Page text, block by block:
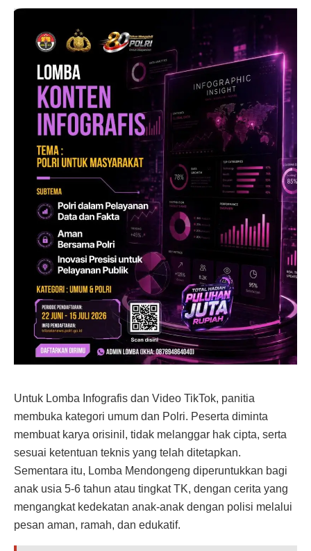
Untuk Lomba Infografis dan Video TikTok, panitia
membuka kategori umum dan Polri. Peserta diminta
membuat karya orisinil, tidak melanggar hak cipta, serta
sesuai ketentuan teknis yang telah ditetapkan.
Sementara itu, Lomba Mendongeng diperuntukkan bagi
anak usia 5-6 tahun atau tingkat TK, dengan cerita yang
mengangkat kedekatan anak-anak dengan polisi melalui
pesan aman, ramah, dan edukatif.